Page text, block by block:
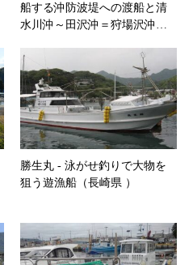
船する沖防波堤への渡船と清
水川沖～田沢沖＝狩場沢沖…
勝生丸 ‐ 泳がせ釣りで大物を
狙う遊漁船（長崎県 ）